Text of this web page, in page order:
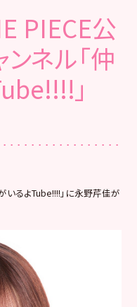
PIECE公
ネル「仲
」
いるよTube!!!!」に永野芹佳が